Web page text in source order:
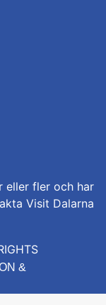
eller fler och har
Visit Dalarna
&